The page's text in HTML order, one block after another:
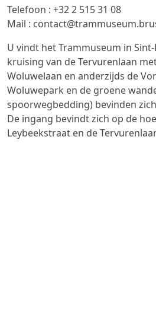
Telefoon : +32 2 515 31 08
Mail :
U vindt het Trammuseum in
kruising van de Tervurenlaan
Woluwelaan en anderzijds de
Woluwepark en de groene
spoorwegbedding) bevinden
De ingang bevindt zich op de
Leybeekstraat en de